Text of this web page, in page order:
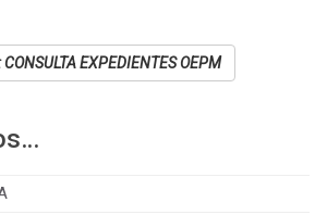
EXPEDIENTES OEPM